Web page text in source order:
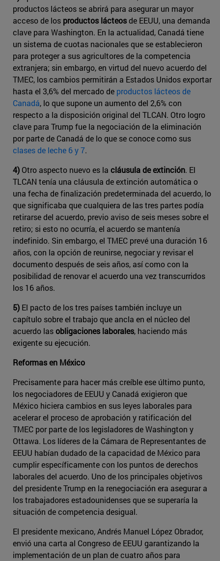
productos lácteos se abrirá para asegurar un mayor
acceso de los productos lácteosde EEUU, una demanda
clave para Washington. En la actualidad, Canadá tiene
un sistema de cuotas nacionales que se establecieron
para proteger a sus agricultores de la competencia
extranjera; sin embargo, en virtud del nuevo acuerdo del
TMEC, los cambios permitirán a Estados Unidos exportar
hasta el 3,6% del mercado de productos lácteos de
Canadá​, lo que supone un aumento del 2,6% con
respecto a la disposición original del TLCAN. Otro logro
clave para Trump fue la negociación de la eliminación
por parte de Canadá de lo que se conoce como sus ​
clases de leche 6 y 7​.
4) Otro aspecto nuevo es la cláusula de extinción. El
TLCAN tenía una cláusula de extinción automática o
una fecha de finalización predeterminada del acuerdo, lo
que significaba que cualquiera de las tres partes podía
retirarse del acuerdo, previo aviso de seis meses sobre el
retiro; si esto no ocurría, el acuerdo se mantenía
indefinido. Sin embargo, el TMEC prevé una duración 16
años, con la opción de reunirse, negociar y revisar el
documento después de seis años, así como con la
posibilidad de renovar el acuerdo una vez transcurridos
los 16 años.
5) El pacto de los tres países también incluye un
capítulo sobre el trabajo que ancla en el núcleo del
acuerdo lasobligaciones laborales, haciendo más
exigente su ejecución.
Reformas en México
Precisamente para hacer más creíble ese último punto,
los negociadores de EEUU y Canadá exigieron que
México hiciera cambios en sus leyes laborales para
acelerar el proceso de aprobación y ratificación del
TMEC por parte de los legisladores de Washington y
Ottawa. Los líderes de la Cámara de Representantes de
EEUU habían dudado de la capacidad de México para
cumplir específicamente con los puntos de derechos
laborales del acuerdo. Uno de los principales objetivos
del presidente Trump en la renegociación era asegurar a
los trabajadores estadounidenses que se superaría la
situación de competencia desigual.
El presidente mexicano, Andrés Manuel López Obrador,
envió una carta al Congreso de EEUU garantizando la
implementación de un plan de cuatro años para